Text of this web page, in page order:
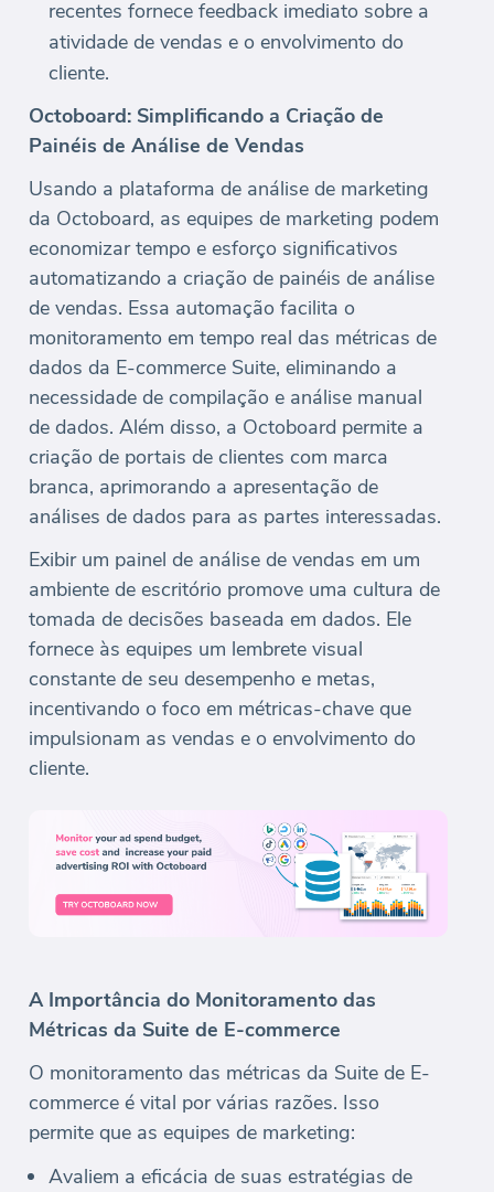
recentes fornece feedback imediato sobre a
atividade de vendas e o envolvimento do
cliente.
Octoboard: Simplificando a Criação de
Painéis de Análise de Vendas
Usando a plataforma de análise de marketing
da Octoboard, as equipes de marketing podem
economizar tempo e esforço significativos
automatizando a criação de painéis de análise
de vendas. Essa automação facilita o
monitoramento em tempo real das métricas de
dados da E-commerce Suite, eliminando a
necessidade de compilação e análise manual
de dados. Além disso, a Octoboard permite a
criação de portais de clientes com marca
branca, aprimorando a apresentação de
análises de dados para as partes interessadas.
Exibir um painel de análise de vendas em um
ambiente de escritório promove uma cultura de
tomada de decisões baseada em dados. Ele
fornece às equipes um lembrete visual
constante de seu desempenho e metas,
incentivando o foco em métricas-chave que
impulsionam as vendas e o envolvimento do
cliente.
A Importância do Monitoramento das
Métricas da Suite de E-commerce
O monitoramento das métricas da Suite de E-
commerce é vital por várias razões. Isso
permite que as equipes de marketing:
Avaliem a eficácia de suas estratégias de